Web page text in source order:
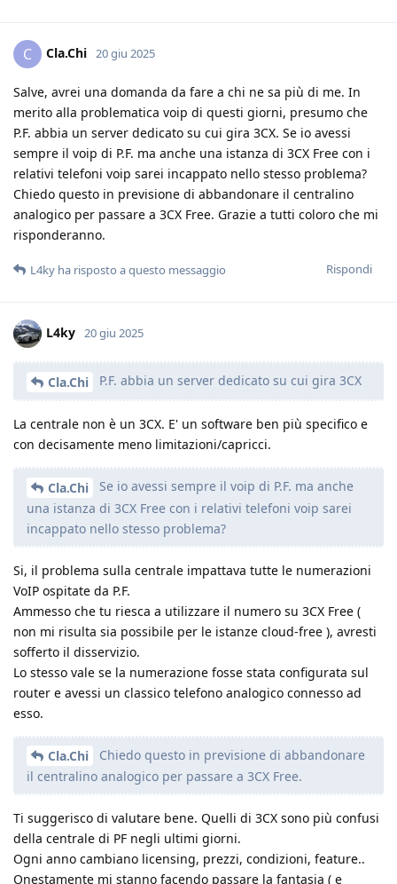
C Cla.Chi 20 giu 2025
Salve, avrei una domanda da fare a chi ne sa più di me. In
merito alla problematica voip di questi giorni, presumo che
P.F. abbia un server dedicato su cui gira 3CX. Se io avessi
sempre il voip di P.F. ma anche una istanza di 3CX Free con i
relativi telefoni voip sarei incappato nello stesso problema?
Chiedo questo in previsione di abbandonare il centralino
analogico per passare a 3CX Free. Grazie a tutti coloro che mi
risponderanno.
Rispondi
L4ky ha risposto a questo messaggio
L4ky 20 giu 2025
Cla.Chi P.F. abbia un server dedicato su cui gira 3CX
La centrale non è un 3CX. E' un software ben più specifico e
con decisamente meno limitazioni/capricci.
Cla.Chi
Se io avessi sempre il voip di P.F. ma anche
una istanza di 3CX Free con i relativi telefoni voip sarei
incappato nello stesso problema?
Si, il problema sulla centrale impattava tutte le numerazioni
VoIP ospitate da P.F.
Ammesso che tu riesca a utilizzare il numero su 3CX Free (
non mi risulta sia possibile per le istanze cloud-free ), avresti
sofferto il disservizio.
Lo stesso vale se la numerazione fosse stata configurata sul
router e avessi un classico telefono analogico connesso ad
esso.
Cla.Chi
Chiedo questo in previsione di abbandonare
il centralino analogico per passare a 3CX Free.
Ti suggerisco di valutare bene. Quelli di 3CX sono più confusi
della centrale di PF negli ultimi giorni.
Ogni anno cambiano licensing, prezzi, condizioni, feature..
Onestamente mi stanno facendo passare la fantasia ( e